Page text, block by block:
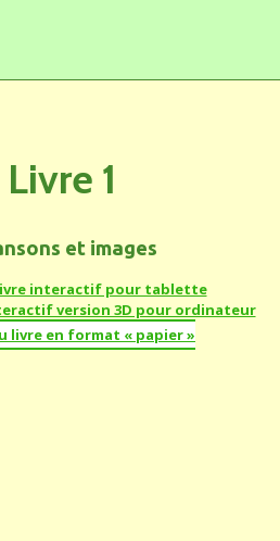
Livre 1
et images
interactif pour tablette
version 3D pour ordinateur
livre en format « papier »